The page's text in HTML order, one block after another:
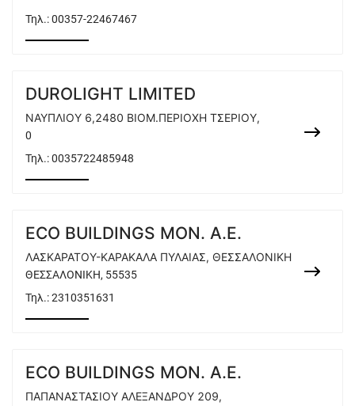
Τηλ.:00357-22467467
DUROLIGHT LIMITED
ΝΑΥΠΛΙΟΥ 6,2480 ΒΙΟΜ.ΠΕΡΙΟΧΗ ΤΣΕΡΙΟΥ,
0
Τηλ.:0035722485948
ECO BUILDINGS ΜΟΝ. Α.Ε.
ΛΑΣΚΑΡΑΤΟΥ-ΚΑΡΑΚΑΛΑ ΠΥΛΑΙΑΣ, ΘΕΣΣΑΛΟΝΙΚΗ
ΘΕΣΣΑΛΟΝΙΚΗ, 55535
Τηλ.:2310351631
ECO BUILDINGS ΜΟΝ. Α.Ε.
ΠΑΠΑΝΑΣΤΑΣΙΟΥ ΑΛΕΞΑΝΔΡΟΥ 209,